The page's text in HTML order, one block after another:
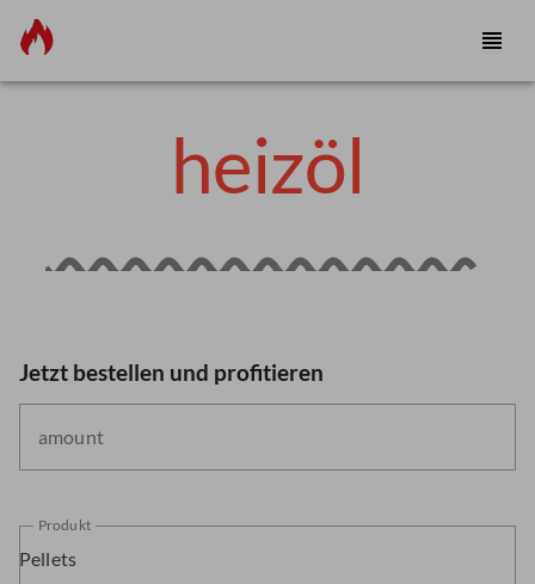
heizöl
Jetzt bestellen und profitieren
amount
Pellets
Produkt